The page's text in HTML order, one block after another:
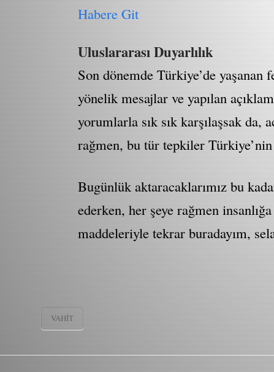
Habere Git
Uluslararası Duyarlılık
Son dönemde Türkiye’de yaşanan
yönelik mesajlar ve yapılan
yorumlarla sık sık karşılaşsak da,
rağmen, bu tür tepkiler
Bugünlük aktaracaklarımız bu
ederken, her şeye rağmen
maddeleriyle tekrar buradayım,
VAHIT